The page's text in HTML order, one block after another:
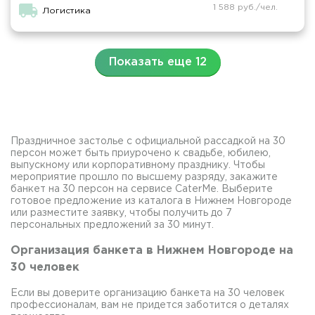
Логистика 1 588 руб./чел.
Показать еще 12
Праздничное застолье с официальной рассадкой на 30
персон может быть приурочено к свадьбе, юбилею,
выпускному или корпоративному празднику. Чтобы
мероприятие прошло по высшему разряду, закажите
банкет на 30 персон на сервисе CaterMe. Выберите
готовое предложение из каталога в Нижнем Новгороде
или разместите заявку, чтобы получить до 7
персональных предложений за 30 минут.
Организация банкета в Нижнем Новгороде на
30 человек
Если вы доверите организацию банкета на 30 человек
профессионалам, вам не придется заботится о деталях